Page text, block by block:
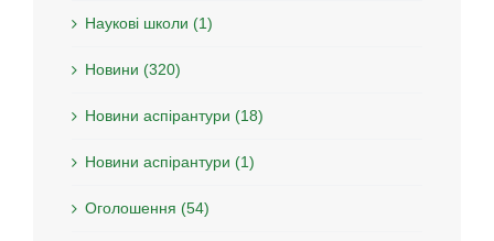
Наукові школи (1)
Новини (320)
Новини аспірантури (18)
Новини аспірантури (1)
Оголошення (54)